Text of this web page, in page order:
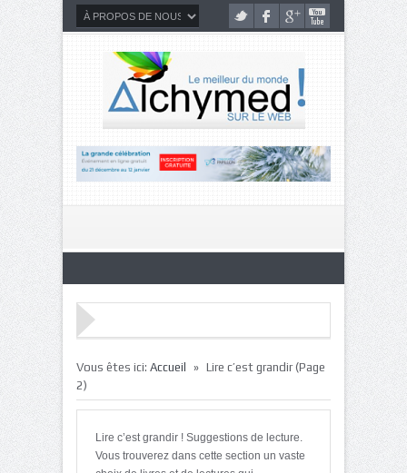
Vous êtes ici: Accueil » Lire c’est grandir(Page
2)
Lire c’est grandir ! Suggestions de lecture.
Vous trouverez dans cette section un vaste